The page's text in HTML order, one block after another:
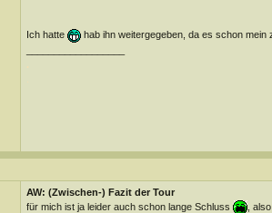
Ich hatte hab ihn weitergegeben, da es schon mein
AW: (Zwischen-) Fazit der Tour
für mich ist ja leider auch schon lange Schluss
,